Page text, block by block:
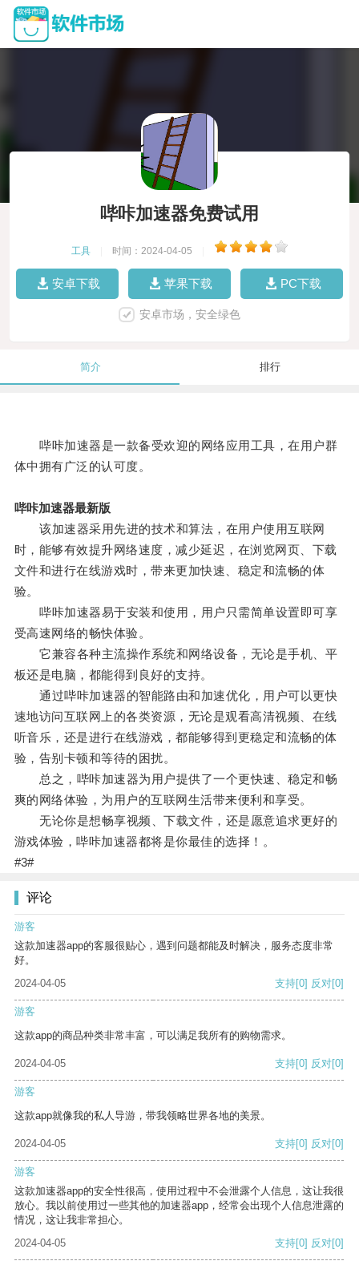
哔咔加速器免费试用
工具 时间：2024-04-05
安卓下载 苹果下载 PC下载
安卓市场，安全绿色
简介 排行
哔咔加速器是一款备受欢迎的网络应用工具，在用户群
体中拥有广泛的认可度。
哔咔加速器最新版
该加速器采用先进的技术和算法，在用户使用互联网
时，能够有效提升网络速度，减少延迟，在浏览网页、下载
文件和进行在线游戏时，带来更加快速、稳定和流畅的体
验。
哔咔加速器易于安装和使用，用户只需简单设置即可享
受高速网络的畅快体验。
它兼容各种主流操作系统和网络设备，无论是手机、平
板还是电脑，都能得到良好的支持。
通过哔咔加速器的智能路由和加速优化，用户可以更快
速地访问互联网上的各类资源，无论是观看高清视频、在线
听音乐，还是进行在线游戏，都能够得到更稳定和流畅的体
验，告别卡顿和等待的困扰。
总之，哔咔加速器为用户提供了一个更快速、稳定和畅
爽的网络体验，为用户的互联网生活带来便利和享受。
无论你是想畅享视频、下载文件，还是愿意追求更好的
游戏体验，哔咔加速器都将是你最佳的选择！。
#3#
评论
游客
这款加速器app的客服很贴心，遇到问题都能及时解决，服务态度非常
好。
2024-04-05
支持[0] 反对[0]
游客
这款app的商品种类非常丰富，可以满足我所有的购物需求。
2024-04-05 支持[0] 反对[0]
游客
这款app就像我的私人导游，带我领略世界各地的美景。
2024-04-05 支持[0] 反对[0]
游客
这款加速器app的安全性很高，使用过程中不会泄露个人信息，这让我很
放心。我以前使用过一些其他的加速器app，经常会出现个人信息泄露的
情况，这让我非常担心。
2024-04-05
支持[0] 反对[0]